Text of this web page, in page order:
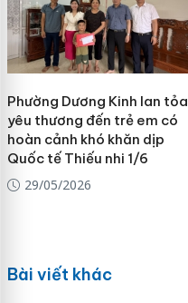
Phường Dương Kinh lan tỏa
yêu thương đến trẻ em có
hoàn cảnh khó khăn dịp
Quốc tế Thiếu nhi 1/6
29/05/2026
Bài viết khác